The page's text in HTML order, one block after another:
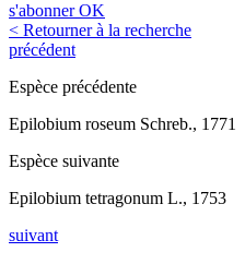
s'abonner OK
< Retourner à la recherche
précédent
Espèce précédente
Epilobium roseum Schreb., 1771
Espèce suivante
Epilobium tetragonum L., 1753
suivant